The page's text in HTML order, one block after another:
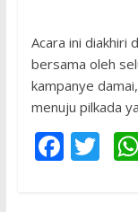
Acara ini diakhiri
bersama oleh
kampanye
menuju pilkada
F T